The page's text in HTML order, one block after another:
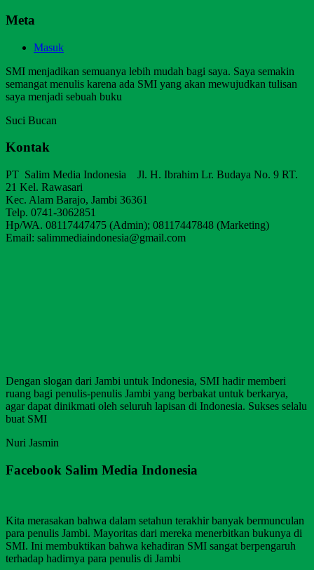
Meta
Masuk
SMI menjadikan semuanya lebih mudah bagi saya. Saya semakin
semangat menulis karena ada SMI yang akan mewujudkan tulisan
saya menjadi sebuah buku
Suci Bucan
Kontak
PT Salim Media Indonesia Jl. H. Ibrahim Lr. Budaya No. 9 RT.
21 Kel. Rawasari
Kec. Alam Barajo, Jambi 36361
Telp. 0741-3062851
Hp/WA. 08117447475 (Admin); 08117447848 (Marketing)
Email: salimmediaindonesia@gmail.com
Dengan slogan dari Jambi untuk Indonesia, SMI hadir memberi
ruang bagi penulis-penulis Jambi yang berbakat untuk berkarya,
agar dapat dinikmati oleh seluruh lapisan di Indonesia. Sukses selalu
buat SMI
Nuri Jasmin
Facebook Salim Media Indonesia
Kita merasakan bahwa dalam setahun terakhir banyak bermunculan
para penulis Jambi. Mayoritas dari mereka menerbitkan bukunya di
SMI. Ini membuktikan bahwa kehadiran SMI sangat berpengaruh
terhadap hadirnya para penulis di Jambi